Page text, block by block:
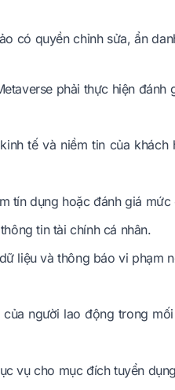
có quyền chỉnh sửa, ẩn
phải thực hiện đánh
tế và niềm tin của
tín dụng hoặc đánh giá mức
tin tài chính cá nhân.
liệu và thông báo vi phạm
người lao động trong
vụ cho mục đích tuyển